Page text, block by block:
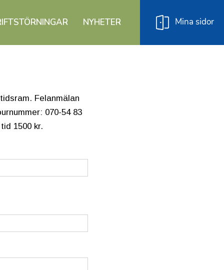
NYHETER Mina sidor
Felanmälan
070-54 83
1500 kr.